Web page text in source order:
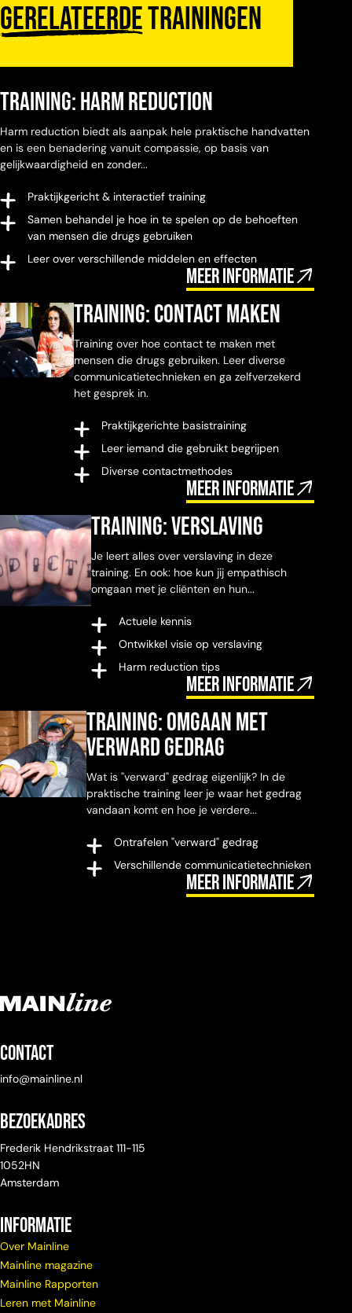
Gerelateerdetrainingen
Training: Harm Reduction
Harm reduction biedt als aanpak hele praktische handvatten
en is een benadering vanuit compassie, op basis van
gelijkwaardigheid en zonder...
Praktijkgericht & interactief training
Samen behandel je hoe in te spelen op de behoeften
van mensen die drugs gebruiken
Leer over verschillende middelen en effecten
Meer informatie
Training: contact maken
Training over hoe contact te maken met
mensen die drugs gebruiken. Leer diverse
communicatietechnieken en ga zelfverzekerd
het gesprek in.
Praktijkgerichte basistraining
Leer iemand die gebruikt begrijpen
Diverse contactmethodes
Meer informatie
Training: verslaving
Je leert alles over verslaving in deze
training. En ook: hoe kun jij empathisch
omgaan met je cliënten en hun...
Actuele kennis
Ontwikkel visie op verslaving
Harm reduction tips
Meer informatie
Training: omgaan met
verward gedrag
Wat is "verward" gedrag eigenlijk? In de
praktische training leer je waar het gedrag
vandaan komt en hoe je verdere...
Ontrafelen "verward" gedrag
Verschillende communicatietechnieken
Meer informatie
Contact
info@mainline.nl
Bezoekadres
Frederik Hendrikstraat 111-115
1052HN
Amsterdam
Informatie
Over Mainline
Mainline magazine
Mainline Rapporten
Leren met Mainline